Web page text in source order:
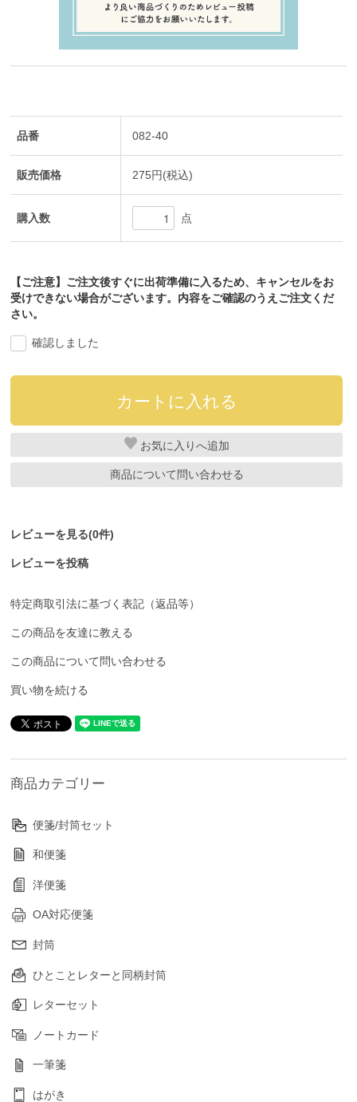
品番 082-40
販売価格 275円(税込)
購入数 点
【ご注意】ご注文後すぐに出荷準備に入るため、キャンセルをお
受けできない場合がございます。内容をご確認のうえご注文くだ
さい。
確認しました
お気に入り
商品について問い合わせる
レビューを見る(0件)
レビューを投稿
特定商取引法に基づく表記（返品等）
この商品を友達に教える
この商品について問い合わせる
買い物を続ける
商品カテゴリー
便箋/封筒セット
和便箋
洋便箋
OA対応便箋
封筒
ひとことレターと同柄封筒
レターセット
ノートカード
一筆箋
はがき